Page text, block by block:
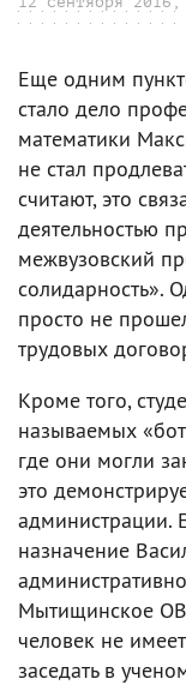
Еще одним
стало дело
математики
не стал
считают, это
деятельностью
межвузовский
солидарность».
просто не
трудовых
Кроме того,
называемых
где они могли
это
администрации.
назначение
Мытищинское
человек не
заседать в